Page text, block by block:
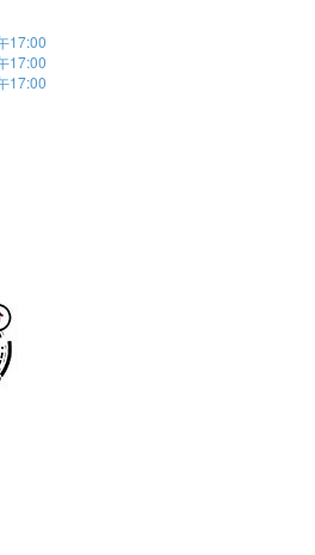
17:00
17:00
17:00